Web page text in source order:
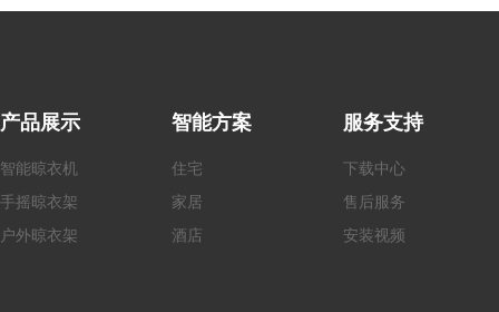
产品展示
智能晾衣机
手摇晾衣架
户外晾衣架
智能方案
住宅
家居
酒店
服务支持
下载中心
售后服务
安装视频